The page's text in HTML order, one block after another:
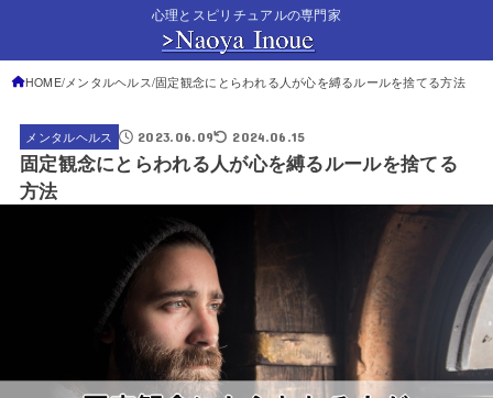
心理とスピリチュアルの専門家
HOME メンタルヘルス 固定観念にとらわれる人が心を縛るルールを捨てる方法
メンタルヘルス 2023.06.09 2024.06.15
固定観念にとらわれる人が心を縛るルールを捨てる
方法